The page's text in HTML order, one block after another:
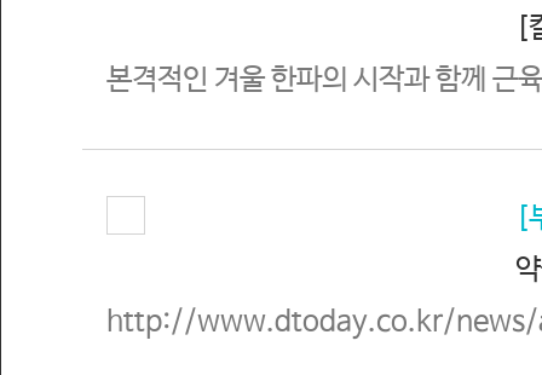
[
본격적인 겨울 한파의 시작과 함께 근
[
약
http://www.dtoday.co.kr/